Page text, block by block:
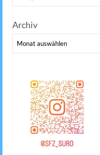
Archiv
Archiv